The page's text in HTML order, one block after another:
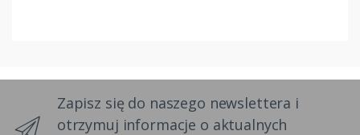
Zapisz się do naszego newslettera i
otrzymuj informacje o aktualnych